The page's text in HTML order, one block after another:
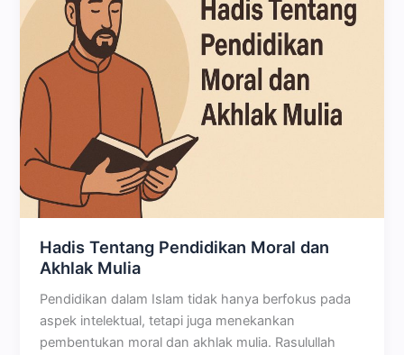
Hadis Tentang Pendidikan Moral dan
Akhlak Mulia
Pendidikan dalam Islam tidak hanya berfokus pada
aspek intelektual, tetapi juga menekankan
pembentukan moral dan akhlak mulia. Rasulullah